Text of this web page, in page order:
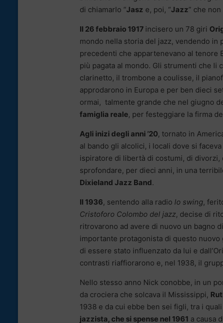
di chiamarlo “Jasz e, poi, “Jazz” che
Il 26 febbraio 1917 incisero un 78 giri
mondo nella storia del jazz, vendendo
precedenti che appartenevano al tenore
più pagata al mondo. Gli strumenti che li
clarinetto, il trombone a coulisse, il
approdarono in Europa e per ben dieci
ormai, talmente grande che nel giugno
famiglia reale, per festeggiare la firma
Agli inizi degli anni ’20, tornato in
al bando gli alcolici, i locali dove si
ispiratore di libertà di costumi, di
sprofondare, per dieci anni, in una
Dixieland Jazz Band.
Il 1936, sentendo alla radio lo swing,
Cristoforo Colombo del jazz, decise di
ritrovarono ad avere di nuovo un bagno
importante protagonista di questo nuovo
di essere stato influenzato da lui e
contrasti riaffiorarono e, nel 1938, il
Nello stesso anno Nick conobbe, in un
da crociera che solcava il Mississippi,
1938 e da cui ebbe ben sei figli, tra i
jazzista, che si spense nel 1961 a causa